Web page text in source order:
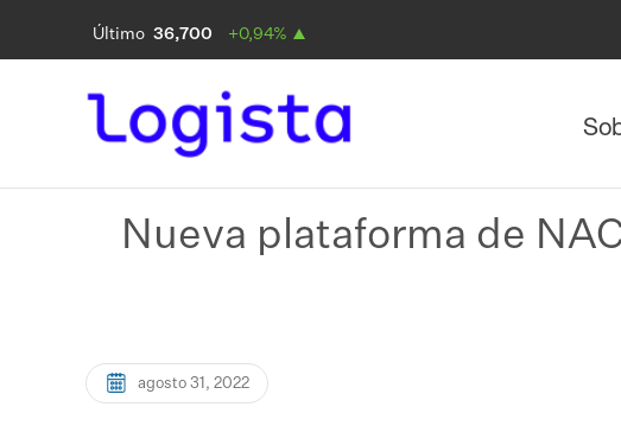
Nueva plataforma de
agosto 31, 2022